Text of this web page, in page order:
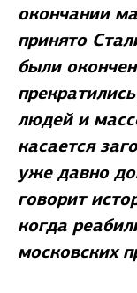
окончании
принято
были
людей и
касается
уже давно
говорит
когда
московских